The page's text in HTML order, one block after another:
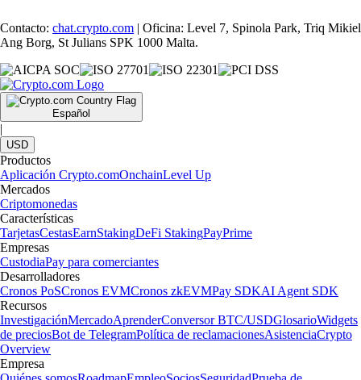
Contacto: chat.crypto.com | Oficina: Level 7, Spinola Park, Triq Mikiel
Ang Borg, St Julians SPK 1000 Malta.
Español
|
USD
Productos
Aplicación Crypto.comOnchainLevel Up
Mercados
Criptomonedas
Características
TarjetasCestasEarnStakingDeFi StakingPayPrime
Empresas
CustodiaPay para comerciantes
Desarrolladores
Cronos PoSCronos EVMCronos zkEVMPay SDKAI Agent SDK
Recursos
InvestigaciónMercadoAprenderConversor BTC/USDGlosarioWidgets
de preciosBot de TelegramPolítica de reclamacionesAsistenciaCrypto
Overview
Empresa